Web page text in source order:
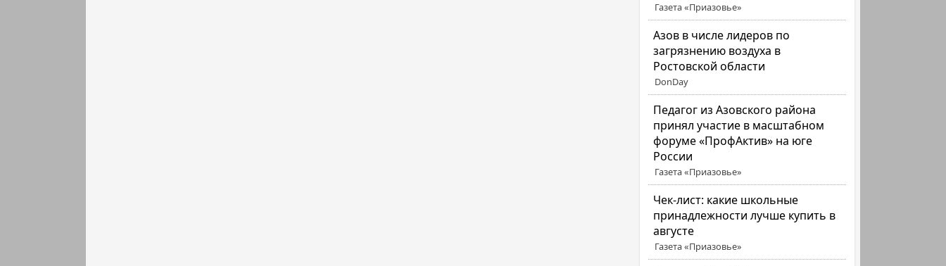
Газета «Приазовье»
Азов в числе лидеров по
загрязнению воздуха в
Ростовской области
DonDay
Педагог из Азовского района
принял участие в масштабном
форуме «ПрофАктив» на юге
России
Газета «Приазовье»
Чек-лист: какие школьные
принадлежности лучше купить в
августе
Газета «Приазовье»